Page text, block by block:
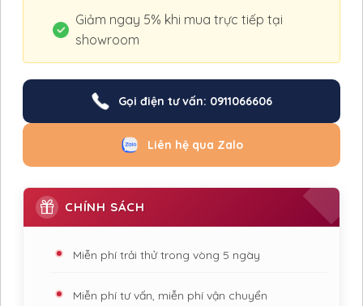
Giảm ngay 5% khi mua trực tiếp tại
showroom
Gọi điện tư vấn: 0911066606
Liên hệ qua Zalo
CHÍNH SÁCH
Miễn phí trải thử trong vòng 5 ngày
Miễn phí tư vấn, miễn phí vận chuyển